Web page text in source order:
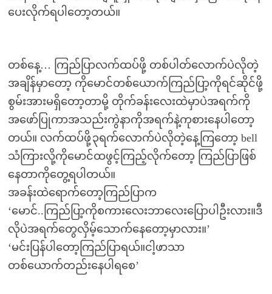
ပေးလိုက်ရပါတော့တယ်။
တစ်နေ့… ကြည်ပြာလက်ထပ်ဖို့ တစ်ပါတ်လောက်ပဲလိုတဲ့
အချိန်မှာတော့ ကိုမောင်တစ်ယောက်ကြည်ပြာ့ကိုရင်ဆိုင်ဖို့
စွမ်းအားမရှိတော့တာမို့ တိုက်ခန်းလေးထဲမှာပဲအရက်ကို
အဖော်ပြုကာအသည်းကွဲနာကိုအရက်နဲ့ကုစားနေပါတော့
တယ်။ လက်ထပ်ဖို့၃ရက်လောက်ပဲလိုတဲ့နေ့ကြတော့ bell
သံကြားလို့ကိုမောင်ထဖွင့်ကြည့်လိုက်တော့ ကြည်ပြာဖြစ်
နေတာကိုတွေ့ရပါတယ်။
အခန်းထဲရောက်တော့ကြည်ပြာက
‘မောင်..ကြည်ပြာ့ကိုစကားလေးဘာလေးပြောပါဦးလား။ဒီ
လိုပဲအရက်တွေလှိမ့်သောက်နေတော့မှာလား။’
‘မင်းပြန်ပါတော့ကြည်ပြာရယ်။ငါ့ဖာသာ
တစ်ယောက်တည်းနေပါရစေ’